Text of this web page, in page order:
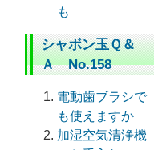
も
シャボン玉Ｑ＆
Ａ No.158
電動歯ブラシで
も使えますか
加湿空気清浄機